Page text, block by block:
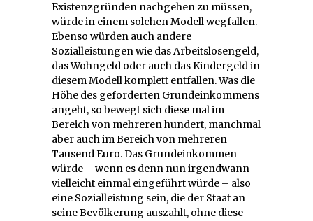
Existenzgründen nachgehen zu müssen,
würde in einem solchen Modell wegfallen.
Ebenso würden auch andere
Sozialleistungen wie das Arbeitslosengeld,
das Wohngeld oder auch das Kindergeld in
diesem Modell komplett entfallen. Was die
Höhe des geforderten Grundeinkommens
angeht, so bewegt sich diese mal im
Bereich von mehreren hundert, manchmal
aber auch im Bereich von mehreren
Tausend Euro. Das Grundeinkommen
würde – wenn es denn nun irgendwann
vielleicht einmal eingeführt würde – also
eine Sozialleistung sein, die der Staat an
seine Bevölkerung auszahlt, ohne diese